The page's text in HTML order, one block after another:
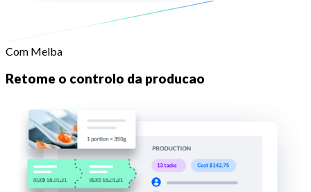
Com Melba
Retome o controlo da producao